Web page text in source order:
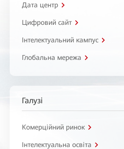
Дата центр
Цифровий сайт
Інтелектуальний кампус
Глобальна мережа
Галузі
Комерційний ринок
Інтелектуальна освіта